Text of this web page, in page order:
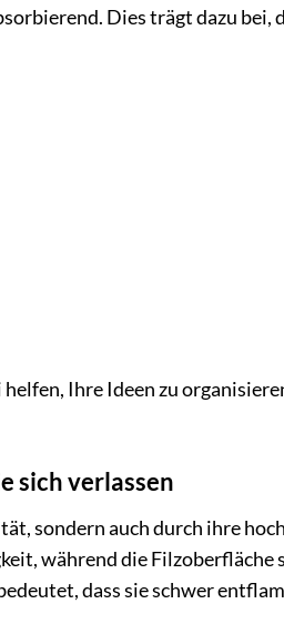
Dies trägt dazu bei,
Ihre Ideen zu
sich verlassen
sondern auch durch ihre
während die Filzoberfläche
dass sie schwer